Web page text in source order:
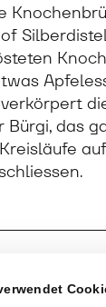
Bürgi, das